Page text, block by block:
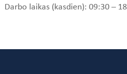
Darbo laikas (kasdien): 09:30 –